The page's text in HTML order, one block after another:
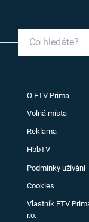
O FTV Prima
Volná místa
Reklama
HbbTV
Podmínky užívání
Cookies
Vlastník FTV
r.o.